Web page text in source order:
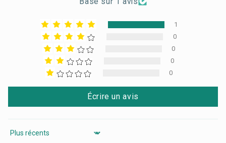
1
0
0
0
0
Écrire un avis
Sort by